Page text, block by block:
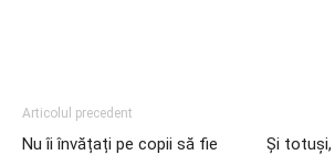
Articolul precedent
Nu îi învățați pe copii să fie
Și totuși,